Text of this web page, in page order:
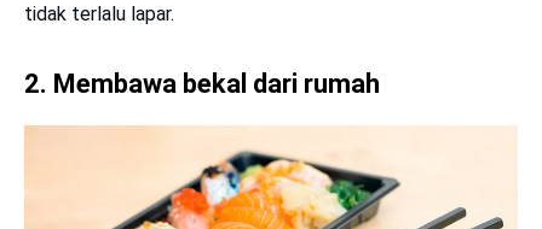
tidak terlalu lapar.
2. Membawa bekal dari rumah